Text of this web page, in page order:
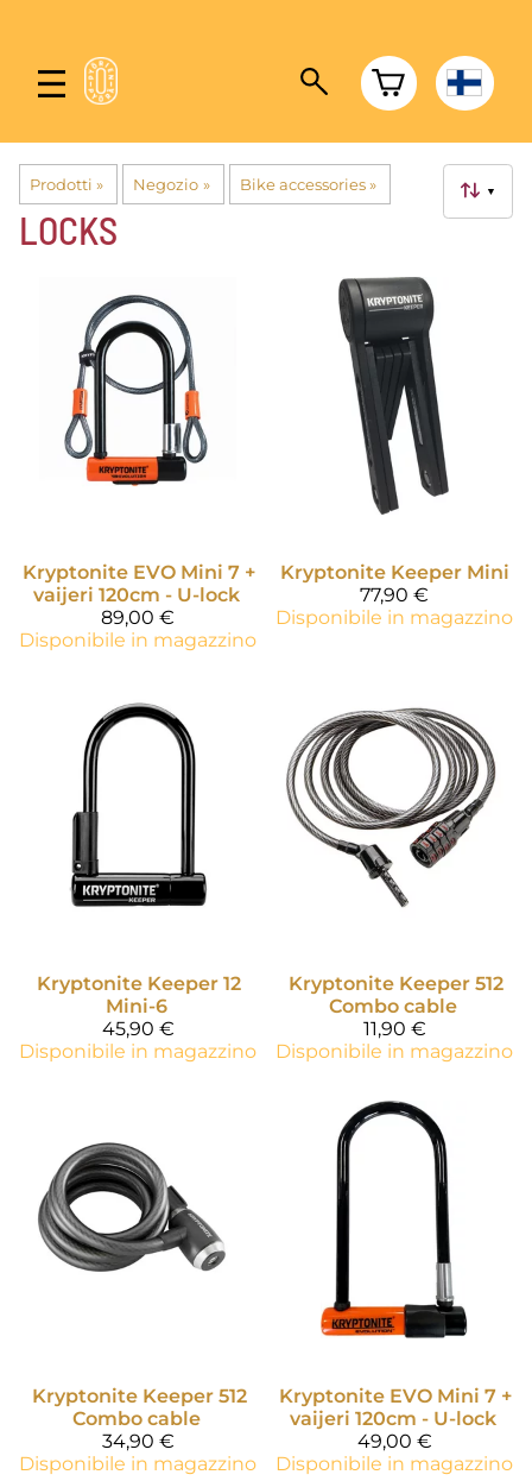
Prodotti ‪» Negozio ‪» Bike accessories ‪» ▼
LOCKS
Kryptonite EVO Mini 7 +
vaijeri 120cm - U-lock
89,00 €
Disponibile in magazzino
Kryptonite Keeper Mini
77,90 €
Disponibile in magazzino
Kryptonite Keeper 12
Mini-6
45,90 €
Disponibile in magazzino
Kryptonite Keeper 512
Combo cable
11,90 €
Disponibile in magazzino
Kryptonite Keeper 512
Combo cable
34,90 €
Disponibile in magazzino
Kryptonite EVO Mini 7 +
vaijeri 120cm - U-lock
49,00 €
Disponibile in magazzino